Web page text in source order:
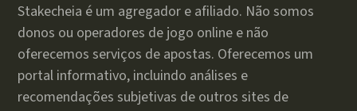
Stakecheia é um agregador e afiliado. Não somos
donos ou operadores de jogo online e não
oferecemos serviços de apostas. Oferecemos um
portal informativo, incluindo análises e
recomendações subjetivas de outros sites de